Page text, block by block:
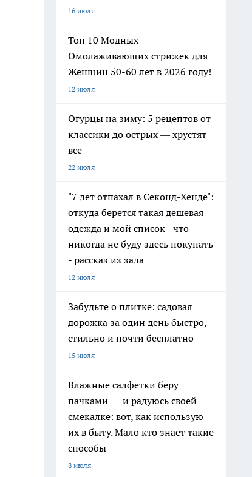
16 июля
Топ 10 Модных
Омолаживающих стрижек для
Женщин 50-60 лет в 2026 году!
12 июля
Огурцы на зиму: 5 рецептов от
классики до острых — хрустят
все
22 июля
"7 лет отпахал в Секонд-Хенде":
откуда берется такая дешевая
одежда и мой список - что
никогда не буду здесь покупать
- рассказ из зала
12 июля
Забудьте о плитке: садовая
дорожка за один день быстро,
стильно и почти бесплатно
15 июля
Влажные салфетки беру
пачками — и радуюсь своей
смекалке: вот, как использую
их в быту. Мало кто знает такие
способы
8 июля